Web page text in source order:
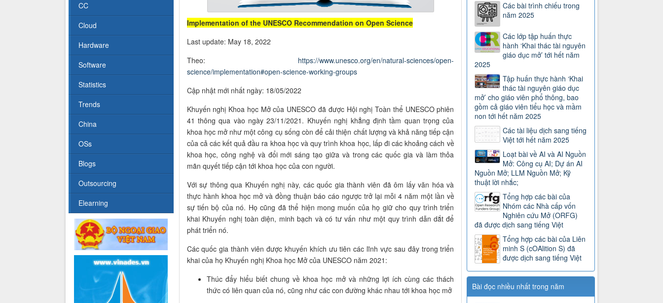
Implementation of the UNESCO Recommendation on Open Science
Last update: May 18, 2022
Theo: https://www.unesco.org/en/natural-sciences/open-
science/implementation#open-science-working-groups
Cập nhật mới nhất ngày: 18/05/2022
Khuyến nghị Khoa học Mở của UNESCO đã được Hội nghị Toàn thể UNESCO phiên
41 thông qua vào ngày 23/11/2021. Khuyến nghị khẳng định tầm quan trọng của
khoa học mở như một công cụ sống còn để cải thiện chất lượng và khả năng tiếp cận
của cả các kết quả đầu ra khoa học và quy trìnhkhoa học, lấp đi các khoảng cách về
khoa học, công nghệ và đổi mới sáng tạo giữa và trong các quốc gia và làm thỏa
mãn quyết tiếp cận tới khoa học của con người.
Với sự thông qua Khuyến nghị này, các quốc gia thành viên đã ôm lấy văn hóa và
thực hành khoa học mở và đồng thuận báo cáo ngược trở lại mỗi 4 năm một lần về
sự tiến bộ của nó. Họ cũng đã thể hiện mong muốn của họ giữ cho quy trình triển
khai Khuyến nghị toàn diện, minh bạch và có tư vấn như một quy trình dẫn dắt để
phát triển nó.
Các quốc gia thành viên được khuyến khích ưu tiên các lĩnh vực sau đây trong triển
khai của họ Khuyến nghị Khoa học Mở của UNESCO năm 2021:
Thúc đẩy hiểu biết chung về khoa học mở và những lợi ích cùng các thách
thức có liên quan của nó, cũng như các con đường khác nhau tới khoa học mở
Các bài trình chiếu trong
năm 2025
Các lớp tập huấn thực
hành ‘Khai thác tài nguyên
giáo dục mở’ tới hết năm
2025
Tập huấn thực hành ‘Khai
thác tài nguyên giáo dục
mở’ cho giáo viên phổ thông, bao
gồm cả giáo viên tiểu học và mầm
non tới hết năm 2025
Các tài liệu dịch sang tiếng
Việt tới hết năm 2025
Loạt bài về AI và AI Nguồn
Mở: Công cụ AI; Dự án AI
Nguồn Mở; LLM Nguồn Mở; Kỹ
thuật lời nhắc;
Tổng hợp các bài của
Nhóm các Nhà cấp vốn
Nghiên cứu Mở (ORFG)
đã được dịch sang tiếng Việt
Tổng hợp các bài của Liên
minh S (cOAlition S) đã
được dịch sang tiếng Việt
Bài đọc nhiều nhất trong năm
CC
Cloud
Hardware
Software
Statistics
Trends
China
OSs
Blogs
Outsourcing
Elearning